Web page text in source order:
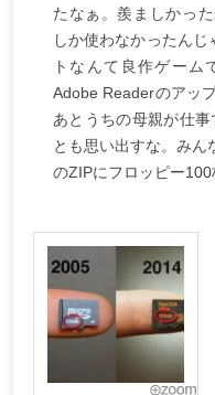
たなぁ。羨ましかっ
しか使わなかったん
トなんて良作ゲーム
Adobe Readerのアッ
あとうちの母親が仕
とも思い出すな。みん
のZIPにフロッピー100